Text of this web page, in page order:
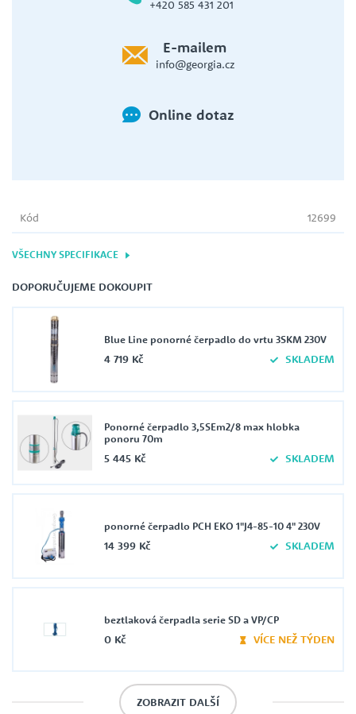
+420 585 431 201
E-mailem
info@georgia.cz
Online dotaz
Kód 12699
VŠECHNY SPECIFIKACE
DOPORUČUJEME DOKOUPIT
Blue Line ponorné čerpadlo do vrtu 3SKM 230V
4 719 Kč SKLADEM
Ponorné čerpadlo 3,5SEm2/8 max hlobka
ponoru 70m
5 445 Kč SKLADEM
ponorné čerpadlo PCH EKO 1"J4-85-10 4" 230V
14 399 Kč SKLADEM
beztlaková čerpadla serie SD a VP/CP
0 Kč VÍCE NEŽ TÝDEN
ZOBRAZIT DALŠÍ